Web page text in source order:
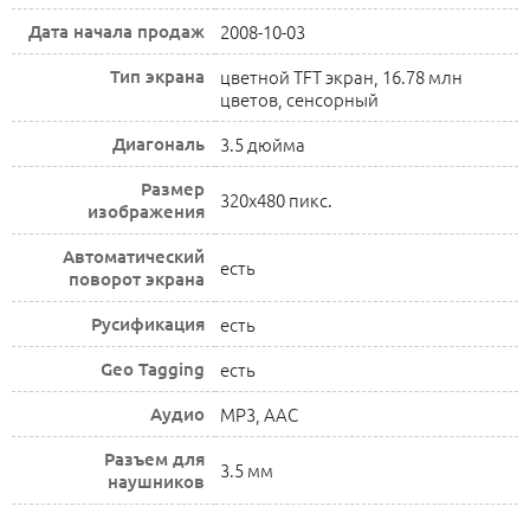
Дата начала продаж 2008-10-03
Тип экрана
цветной TFT экран, 16.78 млн
цветов, сенсорный
Диагональ 3.5 дюйма
Размер
изображения
320x480 пикс.
Автоматический
поворот экрана
есть
Русификация есть
Geo Tagging есть
Аудио MP3, AAC
Разъем для
наушников
3.5 мм